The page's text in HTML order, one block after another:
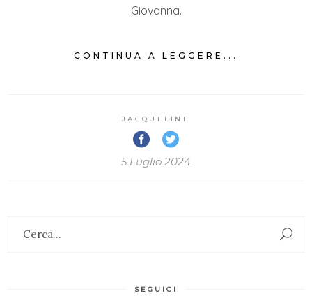
Giovanna.
CONTINUA A LEGGERE...
JACQUELINE
5 Luglio 2024
SEGUICI